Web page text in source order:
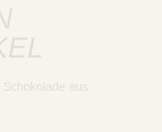
aus